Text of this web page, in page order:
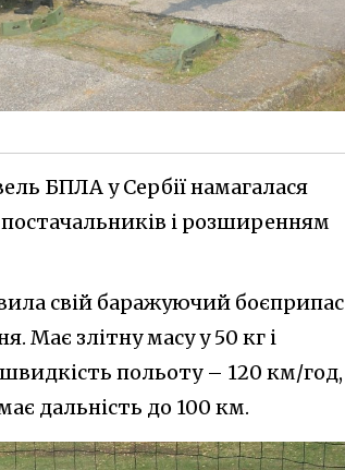
БПЛА у Сербії намагалася
і розширенням
свій баражуючий боєприпас
Має злітну масу у 50 кг і
польоту – 120 км/год,
дальність до 100 км.